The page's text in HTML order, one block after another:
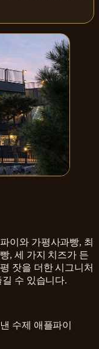
이와 가평사과빵, 최
, 세 가지 치즈가 든
잣을 더한 시그니처
수 있습니다.
수제 애플파이